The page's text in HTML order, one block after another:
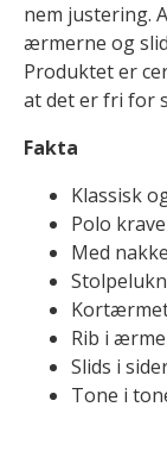
nem justering.
ærmerne og
Produktet er
at det er fri for
Fakta
Klassisk
Polo krave
Med
Rib i
Slids i
Tone i